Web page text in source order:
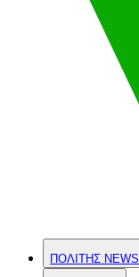
ΠΟΛΙΤΗΣ NEWS